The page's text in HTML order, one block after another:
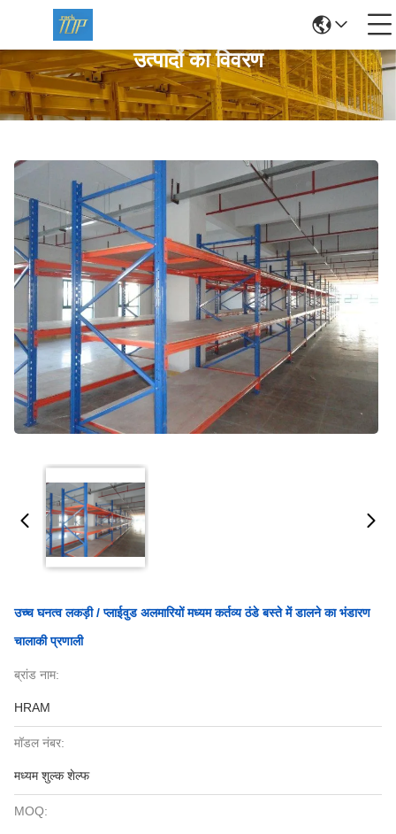
उत्पादों का विवरण
उच्च घनत्व लकड़ी / प्लाईवुड अलमारियों मध्यम कर्तव्य ठंडे बस्ते में डालने का भंडारण
चालाकी प्रणाली
ब्रांड नाम:
HRAM
मॉडल नंबर:
मध्यम शुल्क शेल्फ
MOQ: